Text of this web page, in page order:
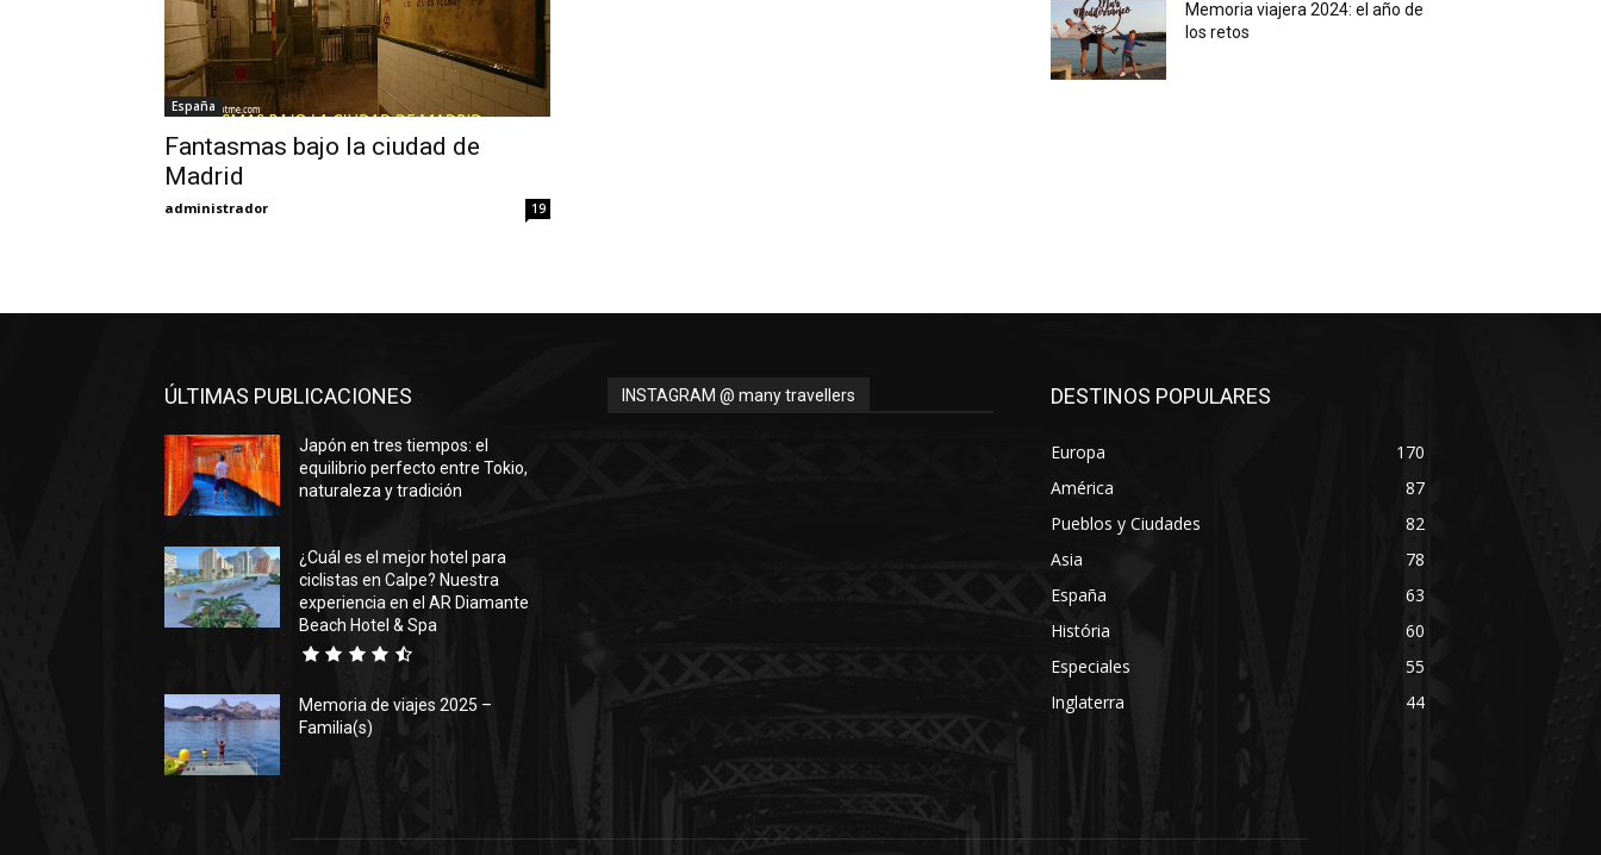
España
Fantasmas bajo la ciudad de
Madrid
administrador 19
Memoria viajera 2024: el año de
los retos
ÚLTIMAS PUBLICACIONES
Japón en tres tiempos: el
equilibrio perfecto entre Tokio,
naturaleza y tradición
¿Cuál es el mejor hotel para
ciclistas en Calpe? Nuestra
experiencia en el AR Diamante
Beach Hotel & Spa
Memoria de viajes 2025 –
Familia(s)
INSTAGRAM @ many travellers DESTINOS POPULARES
Europa
170
América
87
Pueblos y Ciudades
82
Asia
78
España
63
História
60
Especiales
55
Inglaterra
44